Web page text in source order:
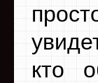
кто